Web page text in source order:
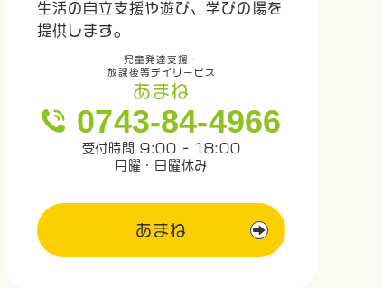
生活の自立支援や遊び、学びの場を
提供します。
児童発達支援・
放課後等デイサービス
あまね
0743-84-4966
受付時間 9:00 - 18:00
月曜・日曜休み
あまね